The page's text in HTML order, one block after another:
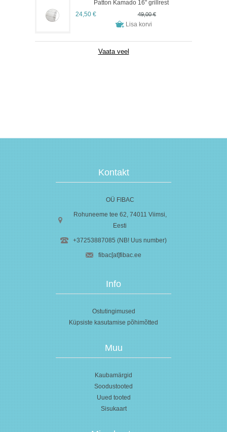
Patton Kamado 16'' grillrest
24,50 €
49,00 €
Vaata veel
Kontakt
OÜ FIBAC
Rohuneeme tee 62, 74011 Viimsi,
Eesti
+37253887085 (NB! Uus number)
fibac[at]fibac.ee
Info
Ostutingimused
Küpsiste kasutamise põhimõtted
Muu
Kaubamärgid
Soodustooted
Uued tooted
Sisukaart